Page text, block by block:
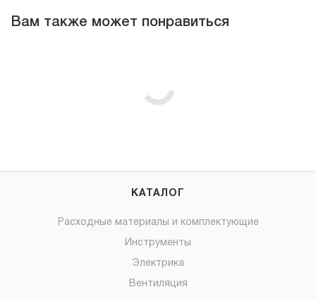
Вам также может понравиться
КАТАЛОГ
Расходные материалы и комплектующие
Инструменты
Электрика
Вентиляция